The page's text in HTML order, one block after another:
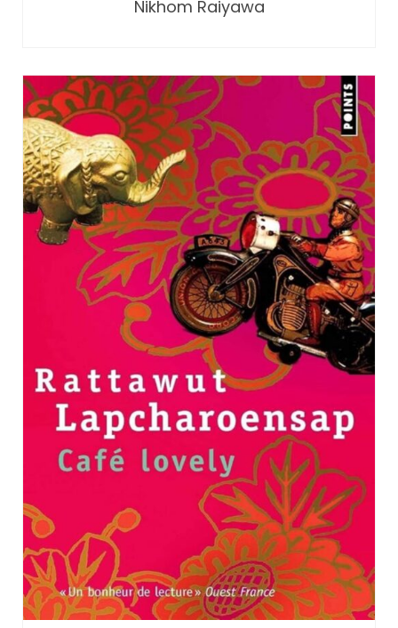
Nikhom Raiyawa